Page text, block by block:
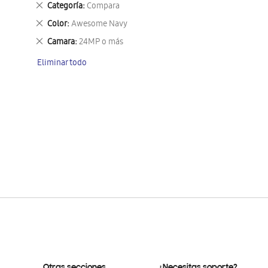
Categoría Compara
Eliminar
este
artículo
Color Awesome Navy
Eliminar
este
artículo
Camara 24MP o más
Eliminar
artículo
Eliminar todo